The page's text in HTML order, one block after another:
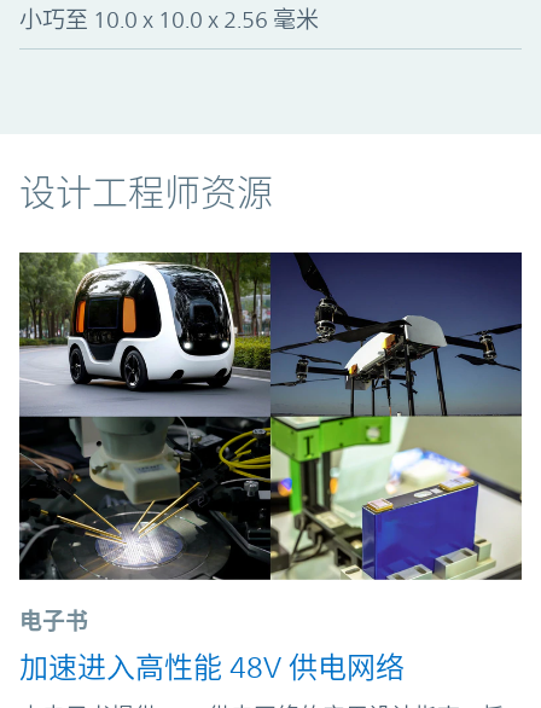
小巧至 10.0 x 10.0 x 2.56 毫米
资源
设计工程师资源
电子书
加速进入高性能 48V 供电网络